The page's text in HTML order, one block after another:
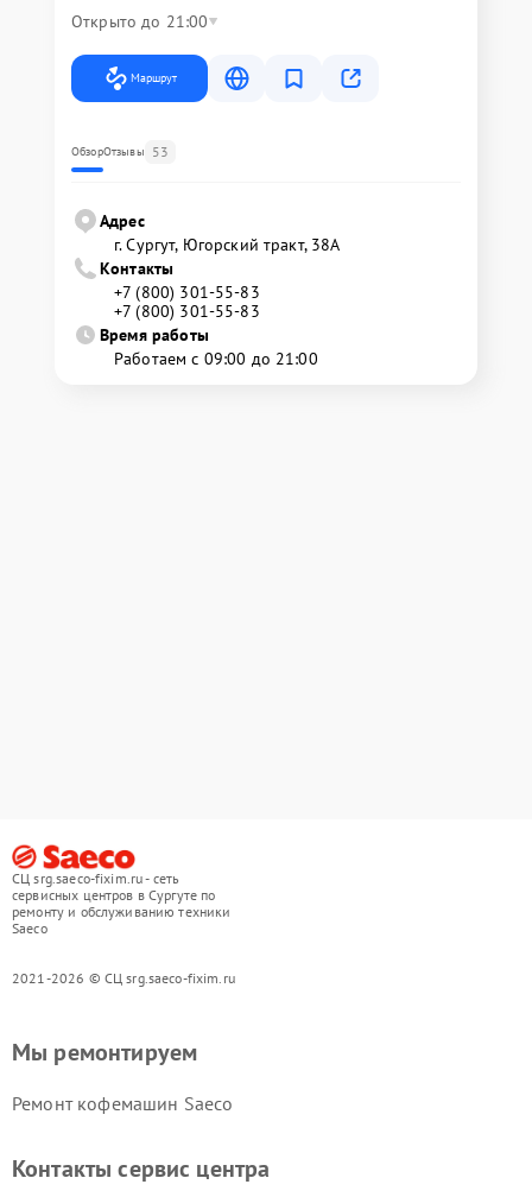
Открыто до 21:00
Маршрут
ОбзорОтзывы 53
Адрес
г. Сургут, Югорский тракт, 38А
Контакты
+7 (800) 301-55-83
+7 (800) 301-55-83
Время работы
Работаем с 09:00 до 21:00
СЦ srg.saeco-fixim.ru - сеть
сервисных центров в Сургуте по
ремонту и обслуживанию техники
Saeco
2021-2026 © СЦ srg.saeco-fixim.ru
Мы ремонтируем
Ремонт кофемашин Saeco
Контакты сервис центра